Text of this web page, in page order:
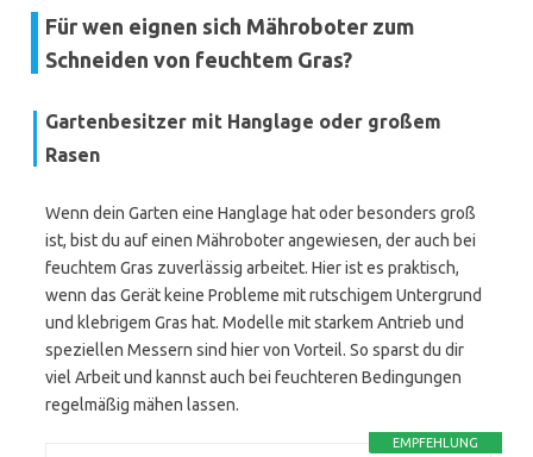
Für wen eignen sich Mähroboter zum
Schneiden von feuchtem Gras?
Gartenbesitzer mit Hanglage oder großem
Rasen
Wenn dein Garten eine Hanglage hat oder besonders groß
ist, bist du auf einen Mähroboter angewiesen, der auch bei
feuchtem Gras zuverlässig arbeitet. Hier ist es praktisch,
wenn das Gerät keine Probleme mit rutschigem Untergrund
und klebrigem Gras hat. Modelle mit starkem Antrieb und
speziellen Messern sind hier von Vorteil. So sparst du dir
viel Arbeit und kannst auch bei feuchteren Bedingungen
regelmäßig mähen lassen.
EMPFEHLUNG